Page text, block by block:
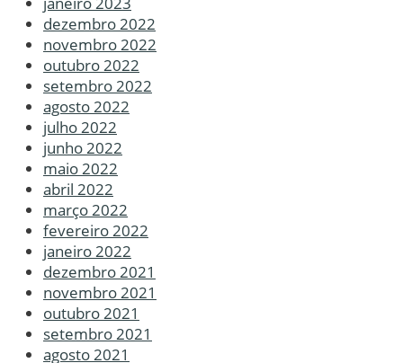
dezembro 2022
novembro 2022
outubro 2022
setembro 2022
agosto 2022
julho 2022
junho 2022
maio 2022
abril 2022
março 2022
fevereiro 2022
janeiro 2022
dezembro 2021
novembro 2021
outubro 2021
setembro 2021
agosto 2021